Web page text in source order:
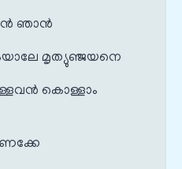
ഞാൻ
മൃത്യുഞ്ജയനെ
കൊള്ളാം